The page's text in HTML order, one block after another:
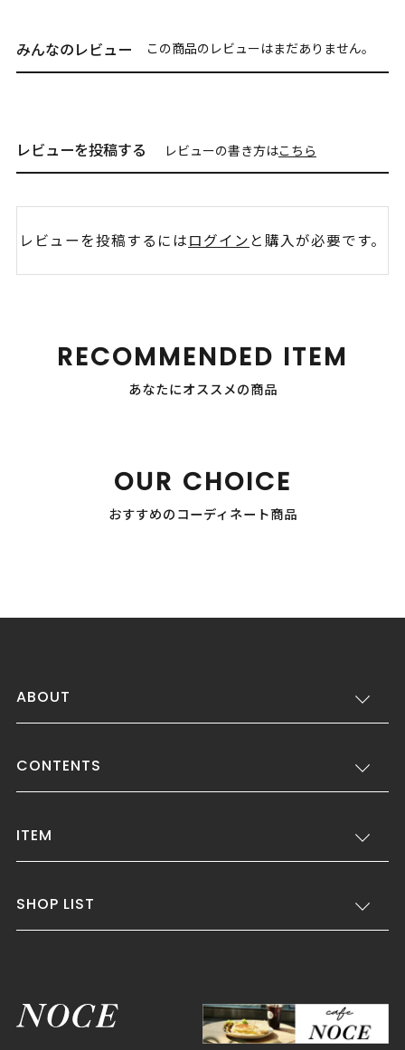
みんなのレビュー この商品のレビューはまだありません。
レビューを投稿する レビューの書き方はこちら
レビューを投稿するにはログイン と購入が必要です。
RECOMMENDED ITEM
あなたにオススメの商品
OUR CHOICE
おすすめのコーディネート商品
ABOUT
CONTENTS
ITEM
SHOP LIST